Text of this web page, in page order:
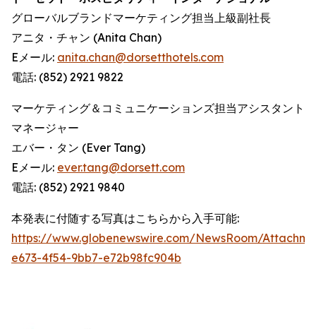
グローバルブランドマーケティング担当上級副社長
アニタ・チャン (Anita Chan)
Eメール: anita.chan@dorsetthotels.com
電話: (852) 2921 9822
マーケティング＆コミュニケーションズ担当アシスタント
マネージャー
エバー・タン (Ever Tang)
Eメール: ever.tang@dorsett.com
電話: (852) 2921 9840
本発表に付随する写真はこちらから入手可能:
https://www.globenewswire.com/NewsRoom/
e673-4f54-9bb7-e72b98fc904b